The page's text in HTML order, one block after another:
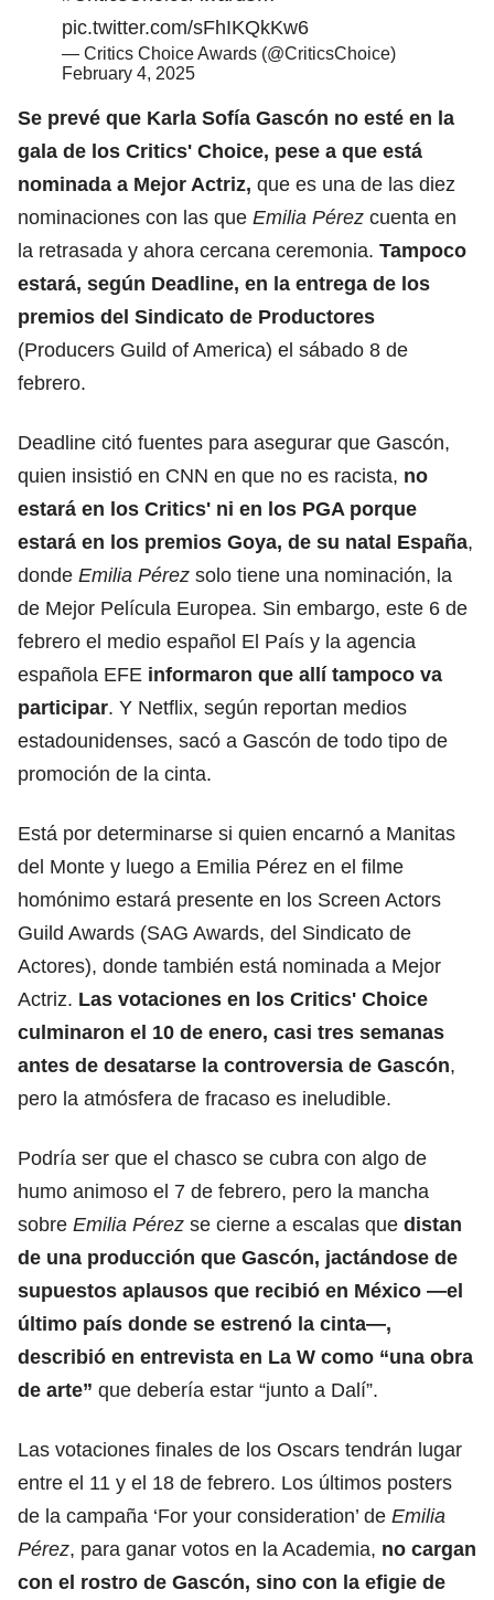
pic.twitter.com/sFhIKQkKw6
— Critics Choice Awards (@CriticsChoice)
February 4, 2025
Se prevé que Karla Sofía Gascón no esté en la
gala de los Critics' Choice, pese a que está
nominada a Mejor Actriz, que es una de las diez
nominaciones con las que Emilia Pérez cuenta en
la retrasada y ahora cercana ceremonia. Tampoco
estará, según Deadline, en la entrega de los
premios del Sindicato de Productores
(Producers Guild of America) el sábado 8 de
febrero.
Deadline citó fuentes para asegurar que Gascón,
quien insistió en CNN en que no es racista, no
estará en los Critics' ni en los PGA porque
estará en los premios Goya, de su natal España,
donde Emilia Pérez solo tiene una nominación, la
de Mejor Película Europea. Sin embargo, este 6 de
febrero el medio español El País y la agencia
española EFE informaron que allí tampoco va
participar. Y Netflix, según reportan medios
estadounidenses, sacó a Gascón de todo tipo de
promoción de la cinta.
Está por determinarse si quien encarnó a Manitas
del Monte y luego a Emilia Pérez en el filme
homónimo estará presente en los Screen Actors
Guild Awards (SAG Awards, del Sindicato de
Actores), donde también está nominada a Mejor
Actriz. Las votaciones en los Critics' Choice
culminaron el 10 de enero, casi tres semanas
antes de desatarse la controversia de Gascón,
pero la atmósfera de fracaso es ineludible.
Podría ser que el chasco se cubra con algo de
humo animoso el 7 de febrero, pero la mancha
sobre Emilia Pérez se cierne a escalas que distan
de una producción que Gascón, jactándose de
supuestos aplausos que recibió en México —el
último país donde se estrenó la cinta—,
describió en entrevista en La W como “una obra
de arte” que debería estar “junto a Dalí”.
Las votaciones finales de los Oscars tendrán lugar
entre el 11 y el 18 de febrero. Los últimos posters
de la campaña ‘For your consideration’ de Emilia
Pérez, para ganar votos en la Academia, no cargan
con el rostro de Gascón, sino con la efigie de